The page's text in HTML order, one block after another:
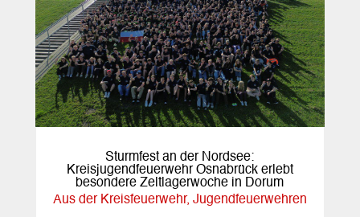
Sturmfest an der Nordsee:
Kreisjugendfeuerwehr Osnabrück erlebt
besondere Zeltlagerwoche in Dorum
Aus der Kreisfeuerwehr, Jugendfeuerwehren